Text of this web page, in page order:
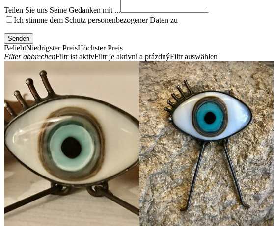
Teilen Sie uns Seine Gedanken mit ...
Ich stimme dem Schutz personenbezogener Daten zu
BeliebtNiedrigster PreisHöchster Preis
Filter abbrechenFiltr ist aktivFiltr je aktivní a prázdnýFiltr auswählen